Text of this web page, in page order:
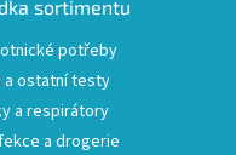
sortimentu
potřeby
a ostatní testy
a respirátory
a drogerie